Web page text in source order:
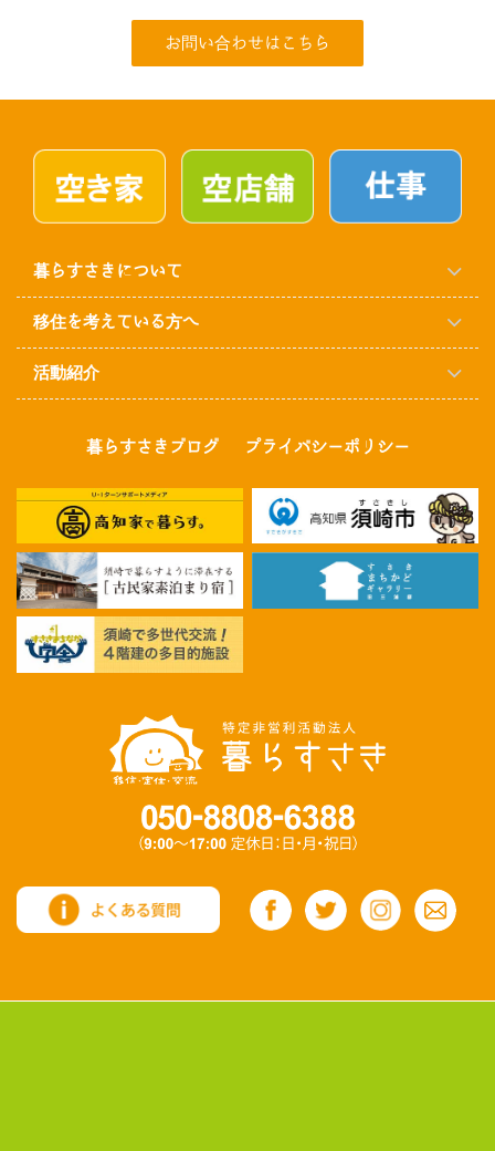
お問い合わせはこちら
暮らすさきについて
移住を考えている方へ
活動紹介
暮らすさきブログ プライバシーポリシー